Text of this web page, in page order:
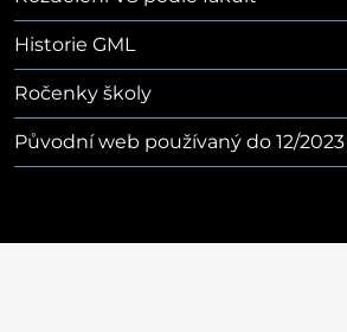
Historie GML
Ročenky školy
Původní web používaný do 12/2023